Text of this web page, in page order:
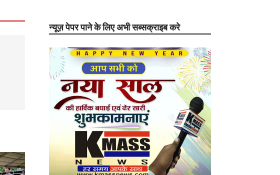
न्यूज़ पेपर पाने के लिए अभी सब्सक्राइब करे